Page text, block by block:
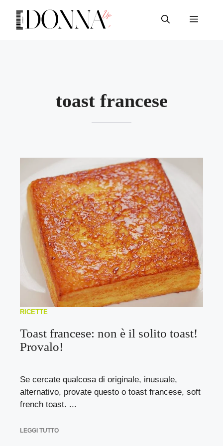
contenuto
Menu
toast francese
RICETTE
Toast francese: non è il solito toast!
Provalo!
Se cercate qualcosa di originale, inusuale,
alternativo, provate questo o toast francese, soft
french toast. ...
LEGGI TUTTO